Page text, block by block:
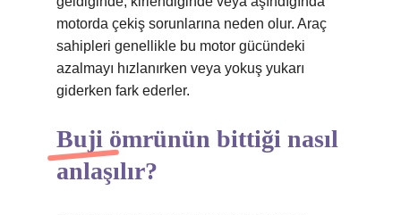
motorda çekiş sorunlarına neden olur. Araç
sahipleri genellikle bu motor gücündeki
azalmayı hızlanırken veya yokuş yukarı
giderken fark ederler.
Buji ömrünün bittiği nasıl
anlaşılır?